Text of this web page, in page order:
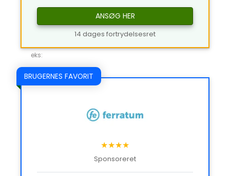
ANSØG HER
14 dages fortrydelsesret
eks:
BRUGERNES FAVORIT
★★★★
Sponsoreret